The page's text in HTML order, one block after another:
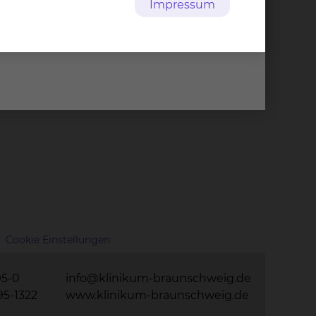
Cookie Einstellungen
0
1322
info@klinikum-braunschweig.de
www.klinikum-braunschweig.de
Impressum